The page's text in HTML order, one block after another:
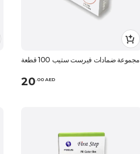
مجموعة ضمادات فيرست ستيب 100 قطعة
20.00 AED